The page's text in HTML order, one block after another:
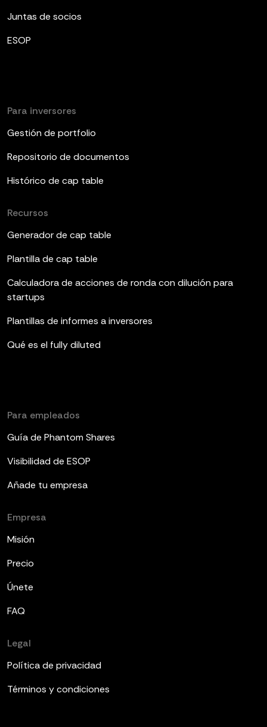
Juntas de socios
ESOP
Para inversores
Gestión de portfolio
Repositorio de documentos
Histórico de cap table
Recursos
Generador de cap table
Plantilla de cap table
Calculadora de acciones de ronda con dilución para
startups
Plantillas de informes a inversores
Qué es el fully diluted
Para empleados
Guía de Phantom Shares
Visibilidad de ESOP
Añade tu empresa
Empresa
Misión
Precio
Únete
FAQ
Legal
Política de privacidad
Términos y condiciones